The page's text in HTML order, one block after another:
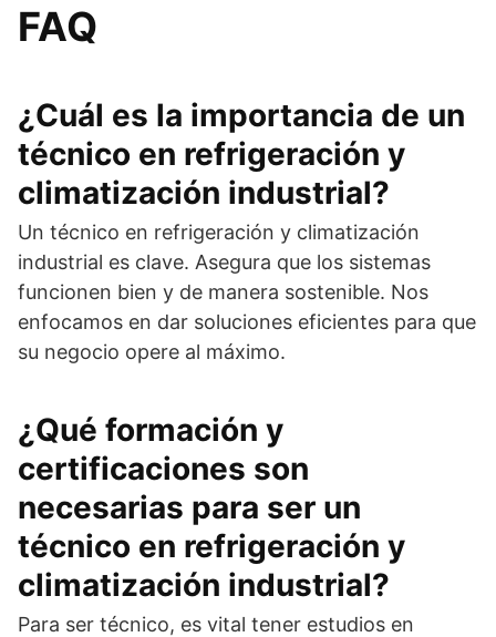
FAQ
¿Cuál es la importancia de un
técnico en refrigeración y
climatización industrial?
Un técnico en refrigeración y climatización
industrial es clave. Asegura que los sistemas
funcionen bien y de manera sostenible. Nos
enfocamos en dar soluciones eficientes para que
su negocio opere al máximo.
¿Qué formación y
certificaciones son
necesarias para ser un
técnico en refrigeración y
climatización industrial?
Para ser técnico, es vital tener estudios en